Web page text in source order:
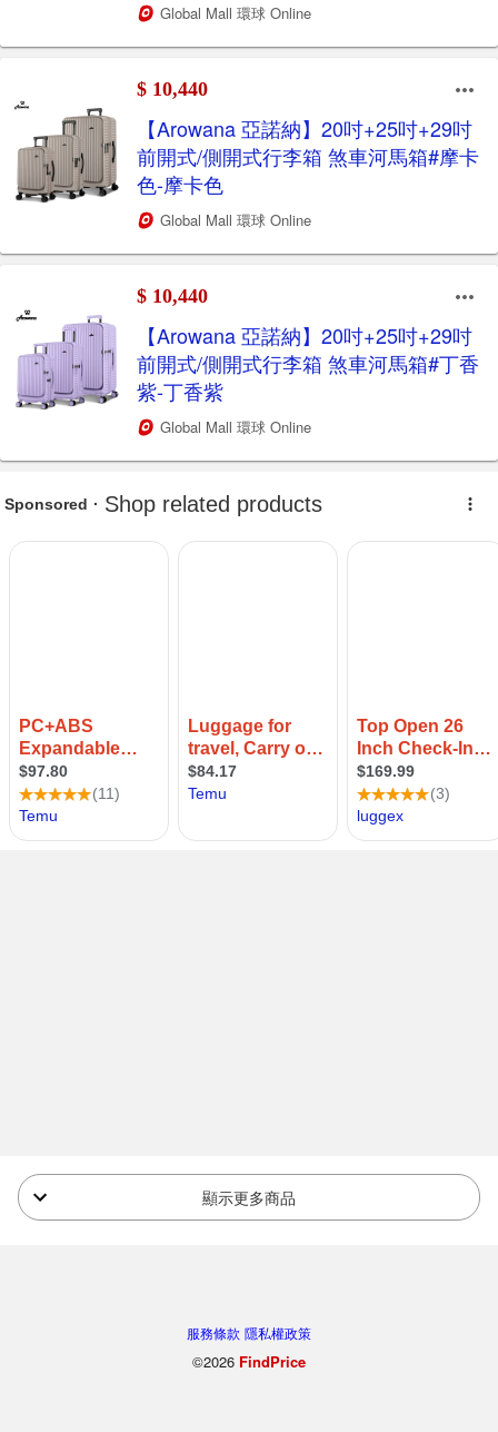
Global Mall 環球 Online
$ 10,440
【Arowana 亞諾納】20吋+25吋+29吋
前開式/側開式行李箱 煞車河馬箱#摩卡
色-摩卡色
Global Mall 環球 Online
$ 10,440
【Arowana 亞諾納】20吋+25吋+29吋
前開式/側開式行李箱 煞車河馬箱#丁香
紫-丁香紫
Global Mall 環球 Online
顯示更多商品
服務條款 隱私權政策
©2026 FindPrice